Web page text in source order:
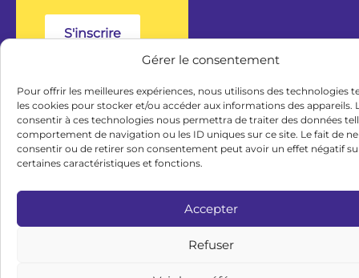
Gérer le consentement
Pour offrir les meilleures expériences, nous utilisons des technologies
les cookies pour stocker et/ou accéder aux informations des appareils.
consentir à ces technologies nous permettra de traiter des données
comportement de navigation ou les ID uniques sur ce site. Le fait de
consentir ou de retirer son consentement peut avoir un effet négatif
certaines caractéristiques et fonctions.
Accepter
Refuser
S'inscrire